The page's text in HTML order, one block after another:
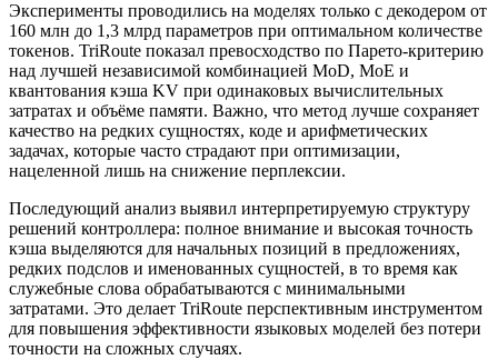
Эксперименты проводились на моделях только с декодером от
160 млн до 1,3 млрд параметров при оптимальном количестве
токенов. TriRoute показал превосходство по Парето-критерию
над лучшей независимой комбинацией MoD, MoE и
квантования кэша KV при одинаковых вычислительных
затратах и объёме памяти. Важно, что метод лучше сохраняет
качество на редких сущностях, коде и арифметических
задачах, которые часто страдают при оптимизации,
нацеленной лишь на снижение перплексии.
Последующий анализ выявил интерпретируемую структуру
решений контроллера: полное внимание и высокая точность
кэша выделяются для начальных позиций в предложениях,
редких подслов и именованных сущностей, в то время как
служебные слова обрабатываются с минимальными
затратами. Это делает TriRoute перспективным инструментом
для повышения эффективности языковых моделей без потери
точности на сложных случаях.